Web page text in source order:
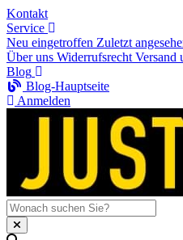
Kontakt
Service
Neu eingetroffen Zuletzt
Über uns Widerrufsrecht Versand
Blog
Blog-Hauptseite
Anmelden